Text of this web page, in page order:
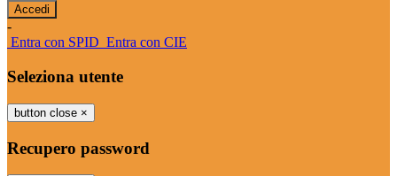
-
Entra con SPID Entra con CIE
Seleziona utente
button close ×
Recupero password